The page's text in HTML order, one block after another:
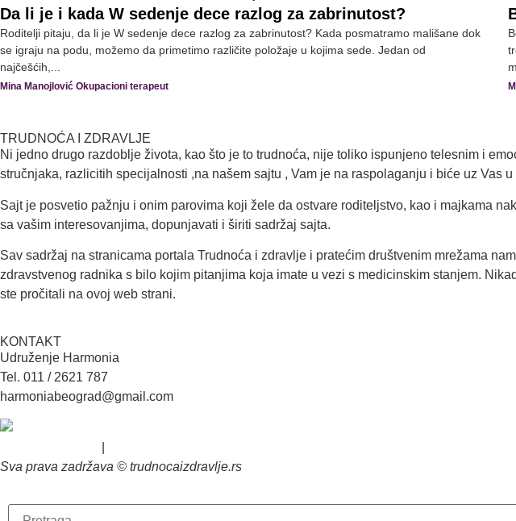
Da li je i kada W sedenje dece razlog za zabrinutost?
Roditelji pitaju, da li je W sedenje dece razlog za zabrinutost? Kada posmatramo mališane dok
se igraju na podu, možemo da primetimo različite položaje u kojima sede. Jedan od
najčešćih,...
Mina Manojlović Okupacioni terapeut
TRUDNOĆA I ZDRAVLJE
Ni jedno drugo razdoblje života, kao što je to trudnoća, nije toliko ispunjeno telesnim i
stručnjaka, razlicitih specijalnosti ,na našem sajtu , Vam je na raspolaganju i biće uz Vas
Sajt je posvetio pažnju i onim parovima koji žele da ostvare roditeljstvo, kao i majkama
sa vašim interesovanjima, dopunjavati i širiti sadržaj sajta.
Sav sadržaj na stranicama portala Trudnoća i zdravlje i pratećim društvenim mrežama
zdravstvenog radnika s bilo kojim pitanjima koja imate u vezi s medicinskim stanjem.
ste pročitali na ovoj web strani.
KONTAKT
Udruženje Harmonia
Tel. 011 / 2621 787
harmoniabeograd@gmail.com
Sva prava zadržava © trudnocaizdravlje.rs